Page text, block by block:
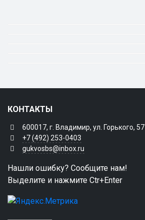
КОНТАКТЫ
600017, г. Владимир, ул. Горького, 57
+7 (492) 253-0403
gukvosbs@inbox.ru
Нашли ошибку? Сообщите нам!
Выделите и нажмите Ctr+Enter